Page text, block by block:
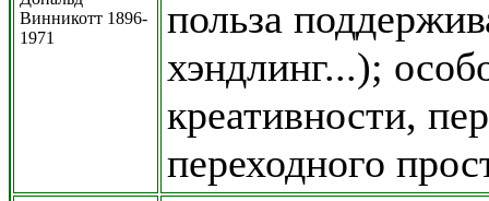
Винникотт 1896-
1971
польза
хэндлинг...);
креативности,
переходного